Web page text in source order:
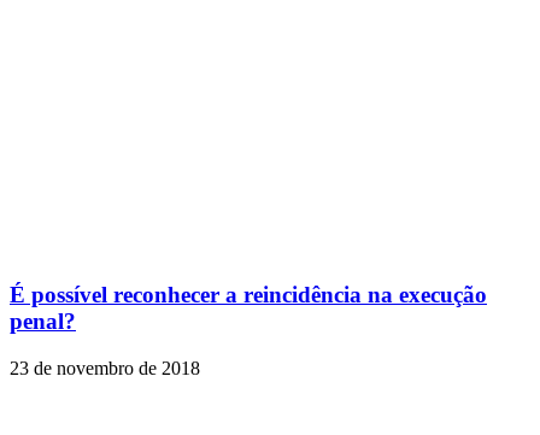
É possível reconhecer a reincidência na execução
penal?
23 de novembro de 2018